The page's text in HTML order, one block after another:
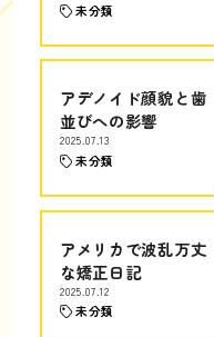
未分類
アデノイド顔貌と歯
並びへの影響
2025.07.13
未分類
アメリカで波乱万丈
な矯正日記
2025.07.12
未分類